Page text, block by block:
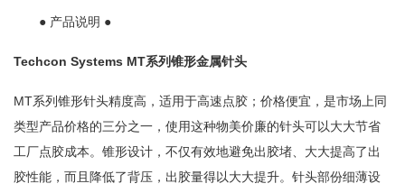
● 产品说明 ●
Techcon Systems MT系列锥形金属针头
MT系列锥形针头精度高，适用于高速点胶；价格便宜，是市场上同
类型产品价格的三分之一，使用这种物美价廉的针头可以大大节省
工厂点胶成本。锥形设计，不仅有效地避免出胶堵、大大提高了出
胶性能，而且降低了背压，出胶量得以大大提升。针头部份细薄设